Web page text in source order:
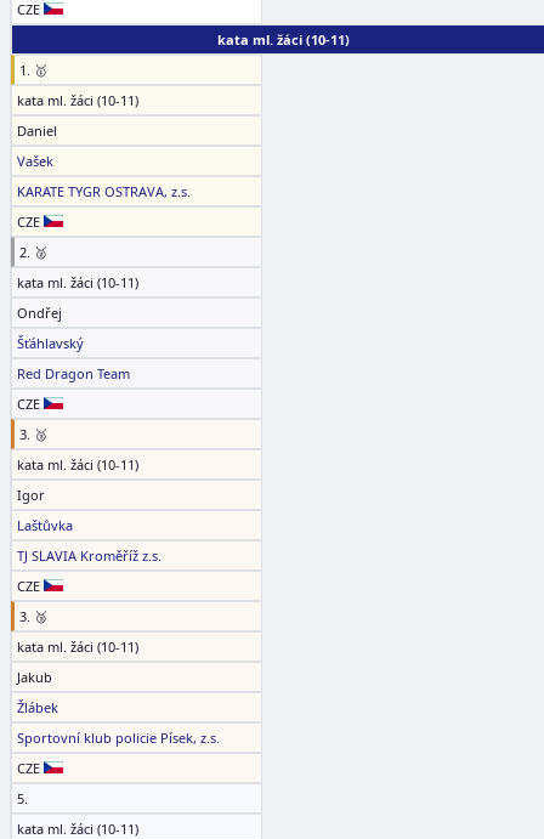
CZE
kata ml. žáci (10-11)
1. 🥇
kata ml. žáci (10-11)
Daniel
Vašek
KARATE TYGR OSTRAVA, z.s.
CZE
2. 🥈
kata ml. žáci (10-11)
Ondřej
Šťáhlavský
Red Dragon Team
CZE
3. 🥉
kata ml. žáci (10-11)
Igor
Laštůvka
TJ SLAVIA Kroměříž z.s.
CZE
3. 🥉
kata ml. žáci (10-11)
Jakub
Žlábek
Sportovní klub policie Písek, z.s.
CZE
5.
kata ml. žáci (10-11)